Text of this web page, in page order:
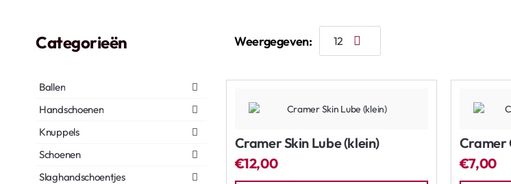
Categorieën
Ballen
Handschoenen
Knuppels
Schoenen
Slaghandschoentjes
Weergegeven:
Cramer Skin Lube (klein)
€12,00
Cramer
€7,00